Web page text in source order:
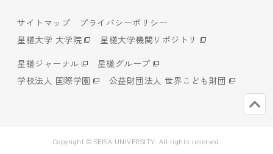
サイトマップ
プライバシーポリシー
星槎大学 大学院
星槎大学機関リポジトリ
星槎ジャーナル
星槎グループ
学校法人 国際学園
公益財団法人 世界こども財団
Copyright © SEISA UNIVERSITY. All rights reserved.